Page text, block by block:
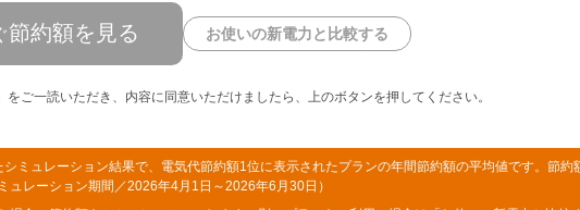
節約額を見る お使いの新電力と比較する
」をご一読いただき、内容に同意いただけましたら、上のボタンを押してください。
ミュレーション結果で、電気代節約額1位に表示されたプランの年間節約額の平均値です。節約
レーション期間／2026年4月1日～2026年6月30日）